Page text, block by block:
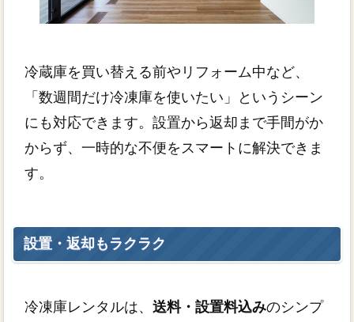
冷蔵庫を買い替える前やリフォーム中など、
「数週間だけ冷凍庫を使いたい」というシーン
にも対応できます。設置から返却まで手間がか
からず、一時的な不便をスマートに解決できま
す。
設置・返却もラクラク
冷凍庫レンタルは、 送料・設置料込みのシンプ